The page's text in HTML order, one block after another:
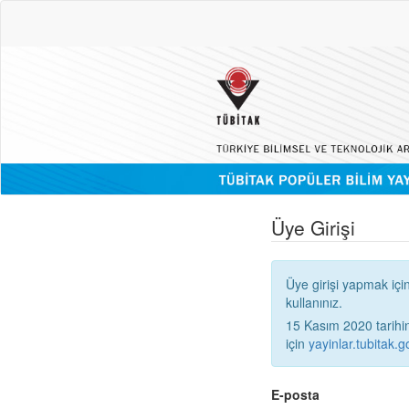
Üye Girişi
Üye girişi yapmak için
kullanınız.
15 Kasım 2020
için
E-posta